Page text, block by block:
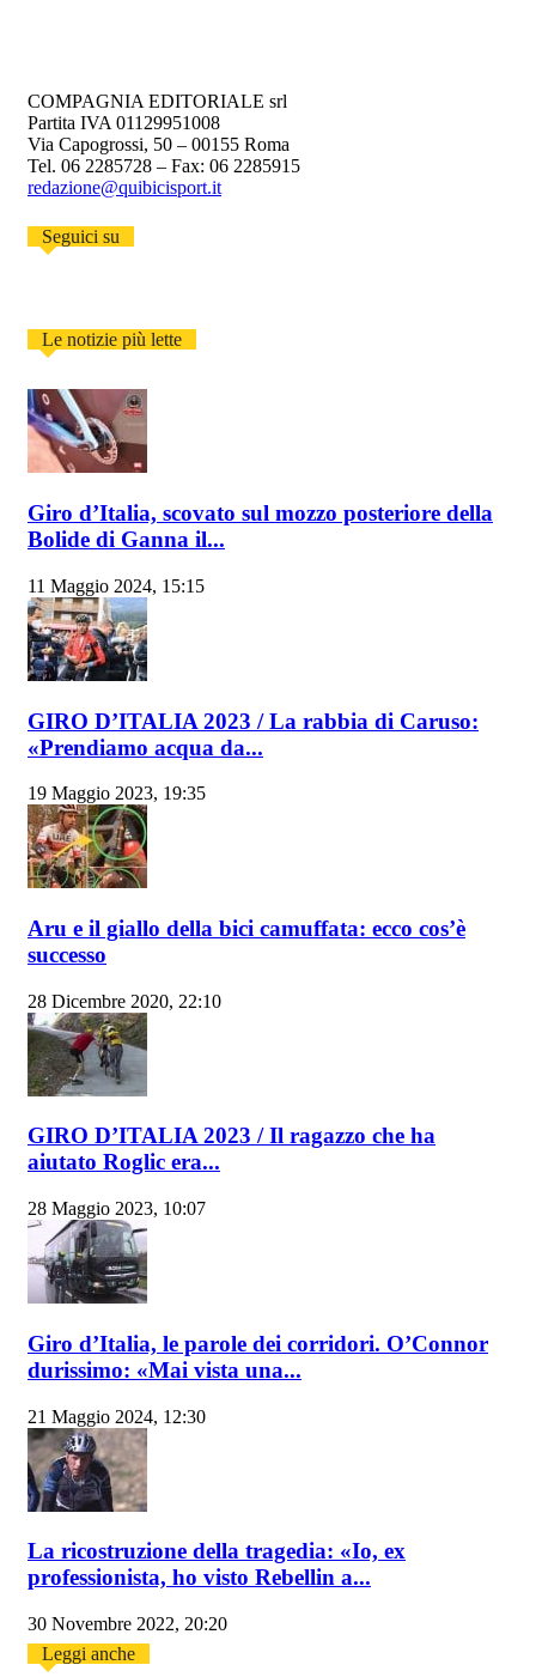
COMPAGNIA EDITORIALE srl
Partita IVA 01129951008
Via Capogrossi, 50 – 00155 Roma
Tel. 06 2285728 – Fax: 06 2285915
redazione@quibicisport.it
Seguici su
Le notizie più lette
Giro d’Italia, scovato sul mozzo posteriore della
Bolide di Ganna il...
11 Maggio 2024, 15:15
GIRO D’ITALIA 2023 / La rabbia di Caruso:
«Prendiamo acqua da...
19 Maggio 2023, 19:35
Aru e il giallo della bici camuffata: ecco cos’è
successo
28 Dicembre 2020, 22:10
GIRO D’ITALIA 2023 / Il ragazzo che ha
aiutato Roglic era...
28 Maggio 2023, 10:07
Giro d’Italia, le parole dei corridori. O’Connor
durissimo: «Mai vista una...
21 Maggio 2024, 12:30
La ricostruzione della tragedia: «Io, ex
professionista, ho visto Rebellin a...
30 Novembre 2022, 20:20
Leggi anche